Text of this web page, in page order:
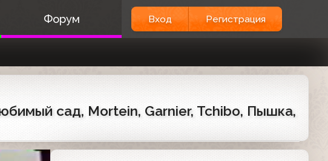
Форум Вход Регистрация
сад, Mortein, Garnier, Tchibo, Пышка,